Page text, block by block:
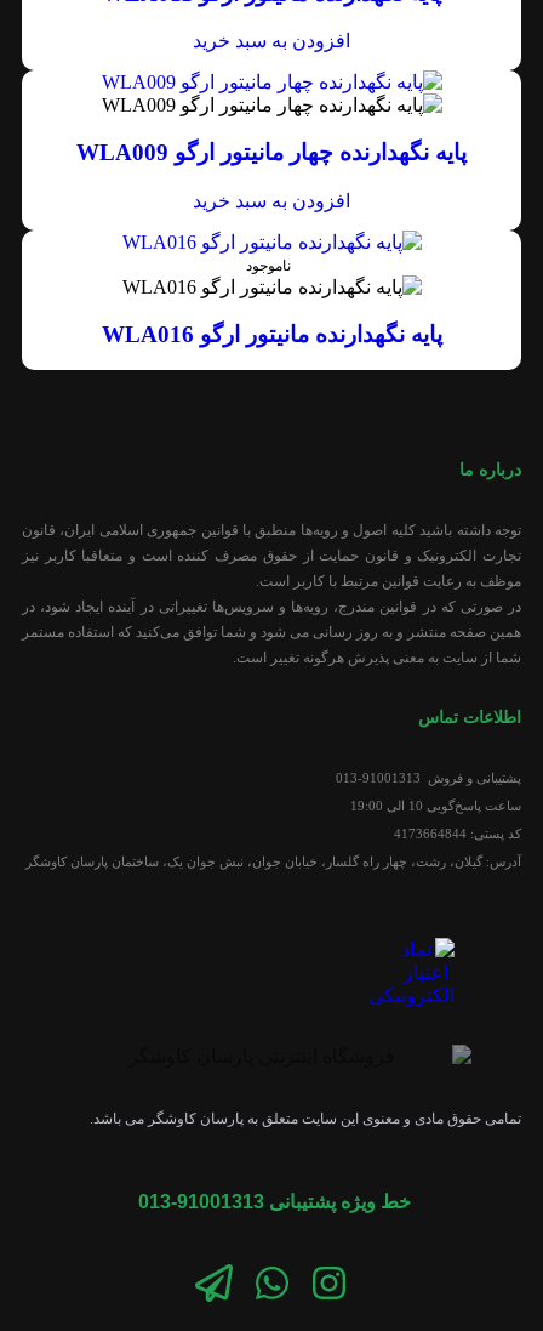
افزودن به سبد خرید
پایه نگهدارنده چهار مانیتور ارگو WLA009
افزودن به سبد خرید
ناموجود
پایه نگهدارنده مانیتور ارگو WLA016
درباره ما
توجه داشته باشید کلیه اصول و رویه‏‌ها منطبق با قوانین جمهوری اسلامی ایران، قانون
تجارت الکترونیک و قانون حمایت از حقوق مصرف کننده است و متعاقبا کاربر نیز
موظف به رعایت قوانین مرتبط با کاربر است.
در صورتی که در قوانین مندرج، رویه‏‌ها و سرویس‏‌ها تغییراتی در آینده ایجاد شود، در
همین صفحه منتشر و به روز رسانی می شود و شما توافق می‏‌کنید که استفاده مستمر
شما از سایت به معنی پذیرش هرگونه تغییر است.
اطلاعات تماس
پشتیبانی و فروش 91001313-013
ساعت پاسخ‌گویی 10 الی 19:00
کد پستی: 4173664844
آدرس: گیلان، رشت، چهار راه گلسار، خیابان جوان، نبش جوان یک، ساختمان پارسان کاوشگر
تمامی حقوق مادی و معنوی این سایت متعلق به پارسان کاوشگر می باشد.
خط ویژه پشتیبانی 91001313-013